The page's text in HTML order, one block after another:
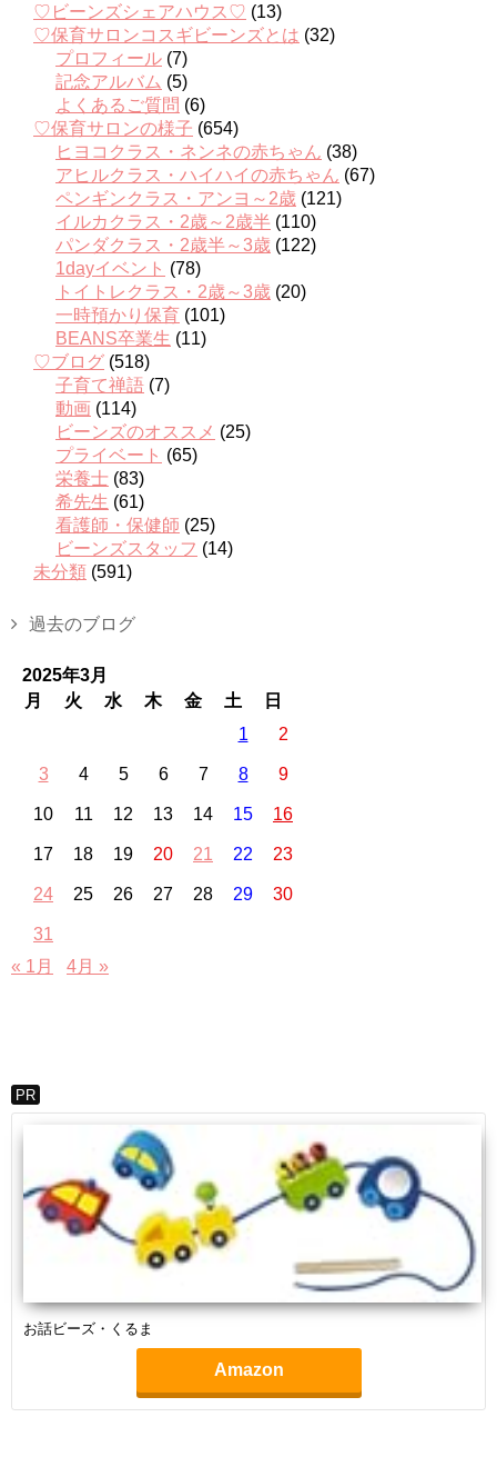
♡ビーンズシェアハウス♡ (13)
♡保育サロンコスギビーンズとは (32)
プロフィール (7)
記念アルバム (5)
よくあるご質問 (6)
♡保育サロンの様子 (654)
ヒヨコクラス・ネンネの赤ちゃん (38)
アヒルクラス・ハイハイの赤ちゃん (67)
ペンギンクラス・アンヨ～2歳 (121)
イルカクラス・2歳～2歳半 (110)
パンダクラス・2歳半～3歳 (122)
1dayイベント (78)
トイトレクラス・2歳～3歳 (20)
一時預かり保育 (101)
BEANS卒業生 (11)
♡ブログ (518)
子育て禅語 (7)
動画 (114)
ビーンズのオススメ (25)
プライベート (65)
栄養士 (83)
希先生 (61)
看護師・保健師 (25)
ビーンズスタッフ (14)
未分類 (591)
過去のブログ
2025年3月
月
火 水 木 金 土
日
1
2
3 4 5 6 7 8 9
10 11 12 13 14 15 16
17 18 19 20 21 22 23
24 25 26 27 28 29 30
31
« 1月
4月 »
PR
お話ビーズ・くるま
Amazon